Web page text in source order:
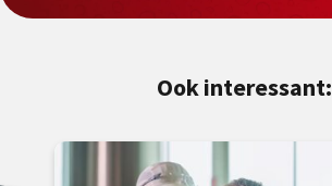
Ook interessant: